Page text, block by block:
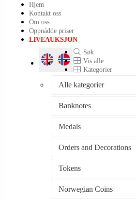
Hjem
Kontakt oss
Om oss
Oppnådde priser
LIVEAUKSJON
Søk
Vis alle
Kategorier
Alle kategorier
Banknotes
Medals
Orders and Decorations
Tokens
Norwegian Coins